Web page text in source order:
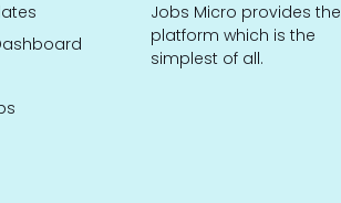
Jobs Micro provides the
platform which is the
simplest of all.